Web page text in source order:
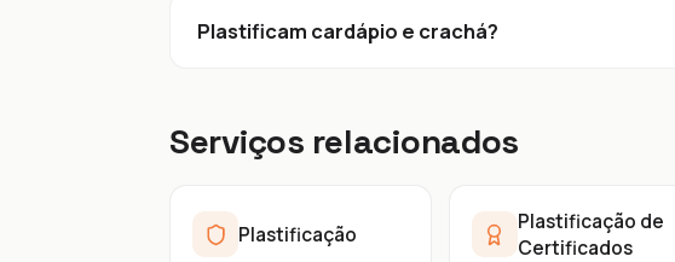
Plastificam cardápio e crachá?
Serviços relacionados
Plastificação
Plastificação de
Certificados